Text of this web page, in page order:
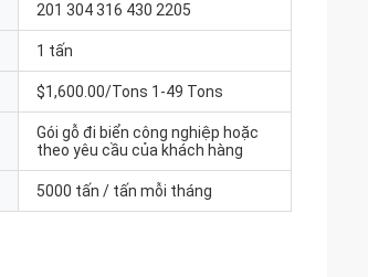
201 304 316 430 2205
1 tấn
$1,600.00/Tons 1-49 Tons
Gói gỗ đi biển công nghiệp hoặc
theo yêu cầu của khách hàng
5000 tấn / tấn mỗi tháng